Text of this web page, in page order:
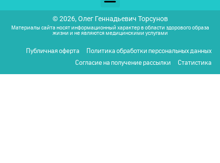
© 2026, Олег Геннадьевич Торсунов
Материалы сайта носят информационный характер в области здорового образа
жизни и не являются медицинскими услугами
Публичная оферта
Политика обработки персональных данных
Согласие на получение рассылки
Статистика